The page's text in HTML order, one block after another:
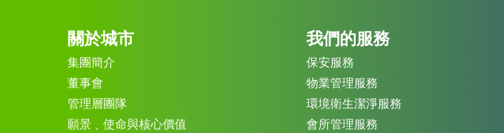
關於城市
集團簡介
董事會
管理層團隊
願景﹑使命與核心價值
我們的服務
保安服務
物業管理服務
環境衛生潔淨服務
會所管理服務